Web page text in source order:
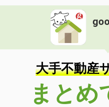
大手不動産
まとめ